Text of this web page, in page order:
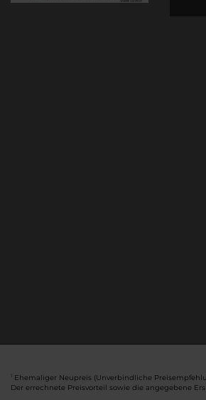
1 Ehemaliger Neupreis (Unverbindliche
Der errechnete Preisvorteil sowie die angegebene